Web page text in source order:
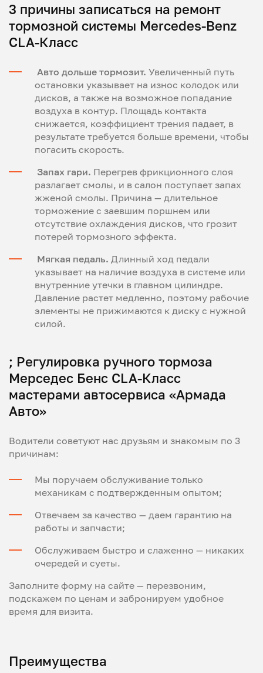
3 причины записаться на ремонт
тормозной системы Mercedes-Benz
CLA-Класс
Авто дольше тормозит. Увеличенный путь
остановки указывает на износ колодок или
дисков, а также на возможное попадание
воздуха в контур. Площадь контакта
снижается, коэффициент трения падает, в
результате требуется больше времени, чтобы
погасить скорость.
Запах гари. Перегрев фрикционного слоя
разлагает смолы, и в салон поступает запах
жженой смолы. Причина — длительное
торможение с заевшим поршнем или
отсутствие охлаждения дисков, что грозит
потерей тормозного эффекта.
Мягкая педаль. Длинный ход педали
указывает на наличие воздуха в системе или
внутренние утечки в главном цилиндре.
Давление растет медленно, поэтому рабочие
элементы не прижимаются к диску с нужной
силой.
; Регулировка ручного тормоза
Мерседес Бенс CLA-Класс
мастерами автосервиса «Армада
Авто»
Водители советуют нас друзьям и знакомым по 3
причинам:
Мы поручаем обслуживание только
механикам с подтвержденным опытом;
Отвечаем за качество — даем гарантию на
работы и запчасти;
Обслуживаем быстро и слаженно — никаких
очередей и суеты.
Заполните форму на сайте — перезвоним,
подскажем по ценам и забронируем удобное
время для визита.
Преимущества